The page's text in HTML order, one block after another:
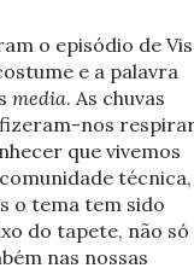
o episódio de
e a palavra
media. As chuvas
nos
que vivemos
técnica,
o tema tem sido
do tapete, não só
nas nossas